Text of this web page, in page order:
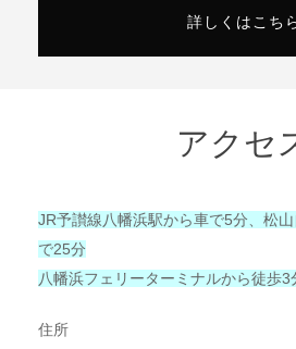
詳しくはこち
アクセ
JR予讃線八幡浜駅から車で5分、松
で25分
八幡浜フェリーターミナルから徒歩3
住所